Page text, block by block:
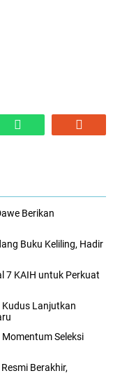
Berikan
Buku Keliling, Hadir
7 KAIH untuk Perkuat
Kudus Lanjutkan
Momentum Seleksi
Berakhir,